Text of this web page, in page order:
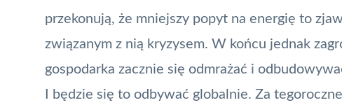
przekonują, że mniejszy popyt na energię to
związanym z nią kryzysem. W końcu jednak
gospodarka zacznie się odmrażać i
I będzie się to odbywać globalnie. Za